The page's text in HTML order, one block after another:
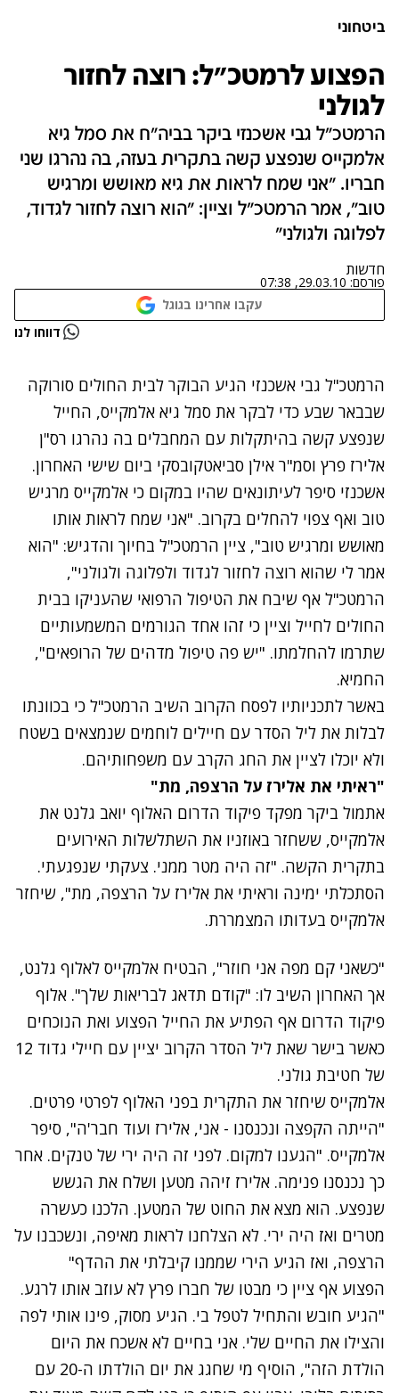
ביטחוני
הפצוע לרמטכ"ל: רוצה לחזור
לגולני
הרמטכ"ל גבי אשכנזי ביקר בביה"ח את סמל גיא
אלמקייס שנפצע קשה בתקרית בעזה, בה נהרגו שני
חבריו. "אני שמח לראות את גיא מאושש ומרגיש
טוב", אמר הרמטכ"ל וציין: "הוא רוצה לחזור לגדוד,
לפלוגה ולגולני"
חדשות
פורסם: 29.03.10, 07:38
עקבו אחרינו בגוגל
נתקלנו בבעיה דווחו לנו
הרמטכ"ל גבי אשכנזי הגיע הבוקר לבית החולים סורוקה
שבבאר שבע כדי לבקר את סמל גיא אלמקייס, החייל
שנפצע קשה בהיתקלות עם המחבלים בה נהרגו רס"ן
אלירז פרץ וסמ"ר אילן סביאטקובסקי ביום שישי האחרון.
אשכנזי סיפר לעיתונאים שהיו במקום כי אלמקייס מרגיש
טוב ואף צפוי להחלים בקרוב. "אני שמח לראות אותו
מאושש ומרגיש טוב", ציין הרמטכ"ל בחיוך והדגיש: "הוא
אמר לי שהוא רוצה לחזור לגדוד ולפלוגה ולגולני",
הרמטכ"ל אף שיבח את הטיפול הרפואי שהעניקו בבית
החולים לחייל וציין כי זהו אחד הגורמים המשמעותיים
שתרמו להחלמתו. "יש פה טיפול מדהים של הרופאים",
החמיא.
באשר לתכניותיו לפסח הקרוב השיב הרמטכ"ל כי בכוונתו
לבלות את ליל הסדר עם חיילים לוחמים שנמצאים בשטח
ולא יוכלו לציין את החג הקרב עם משפחותיהם.
"ראיתי את אלירז על הרצפה, מת"
נסה שוב
אתמול ביקר מפקד פיקוד הדרום האלוף יואב גלנט את
אלמקייס, ששחזר באוזניו את השתלשלות האירועים
בתקרית הקשה. "זה היה מטר ממני. צעקתי שנפגעתי.
הסתכלתי ימינה וראיתי את אלירז על הרצפה, מת", שיחזר
אלמקייס בעדותו המצמררת.
"כשאני קם מפה אני חוזר", הבטיח אלמקייס לאלוף גלנט,
אך האחרון השיב לו: "קודם תדאג לבריאות שלך". אלוף
פיקוד הדרום אף הפתיע את החייל הפצוע ואת הנוכחים
כאשר בישר שאת ליל הסדר הקרוב יציין עם חיילי גדוד 12
של חטיבת גולני.
אלמקייס שיחזר את התקרית בפני האלוף לפרטי פרטים.
"הייתה הקפצה ונכנסנו - אני, אלירז ועוד חבר'ה", סיפר
אלמקייס. "הגענו למקום. לפני זה היה ירי של טנקים. אחר
כך נכנסנו פנימה. אלירז זיהה מטען ושלח את הגשש
שנפצע. הוא מצא את החוט של המטען. הלכנו כעשרה
מטרים ואז היה ירי. לא הצלחנו לראות מאיפה, ונשכבנו על
הרצפה, ואז הגיע הירי שממנו קיבלתי את ההדף"
הפצוע אף ציין כי מבטו של חברו פרץ לא עוזב אותו לרגע.
"הגיע חובש והתחיל לטפל בי. הגיע מסוק, פינו אותי לפה
והצילו את החיים שלי. אני בחיים לא אשכח את היום
הולדת הזה", הוסיף מי שחגג את יום הולדתו ה-20 עם